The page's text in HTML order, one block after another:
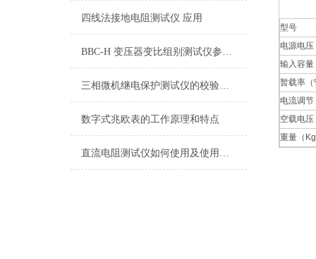
四线法接地电阻测试仪 应用
BBC-H 变压器变比组别测试仪参数型号
三相微机继电保护测试仪的校验工作
数字式兆欧表的工作原理和特点
直流电阻测试仪如何使用及使用中的注意事项
型号
电源电压
输入容量
暂载率（
电流调节
空载电压
重量（